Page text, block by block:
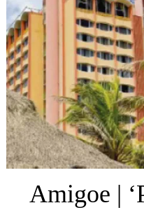
Amigoe |